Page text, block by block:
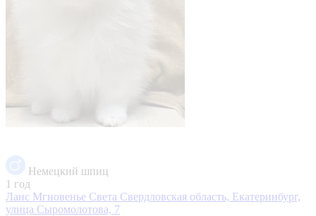
Немецкий шпиц
1 год
Ланс Мгновенье Света Свердловская область, Екатеринбург,
улица Сыромолотова, 7